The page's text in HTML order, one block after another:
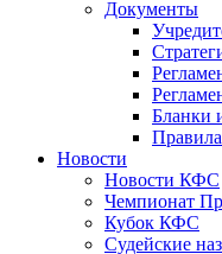
Документы
Бланки
Новости
Новости КФС
Чемпионат
Кубок КФС
Судейские